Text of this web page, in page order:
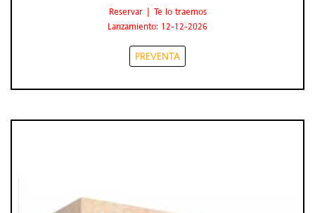
Reservar | Te lo traemos
Lanzamiento: 12-12-2026
PREVENTA